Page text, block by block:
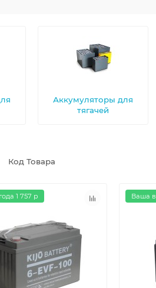
Аккумуляторы для
тягачей
Код Товара
1 757 р Ваша